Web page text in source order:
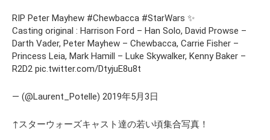
RIP Peter Mayhew #Chewbacca #StarWars ✨
Casting original : Harrison Ford – Han Solo, David Prowse –
Darth Vader, Peter Mayhew – Chewbacca, Carrie Fisher –
Princess Leia, Mark Hamill – Luke Skywalker, Kenny Baker –
R2D2 pic.twitter.com/DtyjuE8u8t
— (@Laurent_Potelle) 2019年5月3日
↑スターウォーズキャスト達の若い頃集合写真！